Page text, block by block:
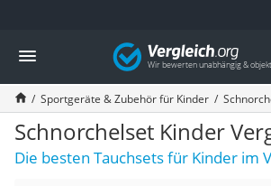
Die beliebtesten Vergleiche nach Kategorie
Kind & Baby
Babyphone mit 2 Kameras
Walkie-Talkie Kinder
Kindermatratzen
Babywippe
Rollschuhe für Kinder
Vergleich
Sportgeräte & Zubehör für Kinder
Schnorchelset Kinder
Die besten Tauchsets für Kinder im